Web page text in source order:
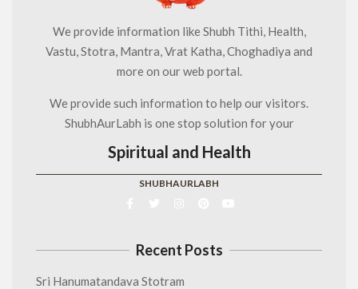
We provide information like Shubh Tithi, Health,
Vastu, Stotra, Mantra, Vrat Katha, Choghadiya and
more on our web portal.
We provide such information to help our visitors.
ShubhAurLabh is one stop solution for your
Spiritual and Health
SHUBHAURLABH
Recent Posts
Sri Hanumatandava Stotram